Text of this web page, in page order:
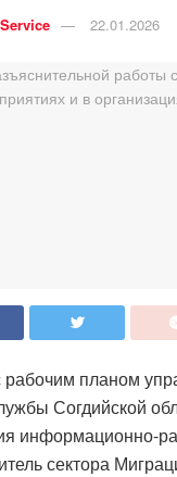
22.01.2026
рабочим планом
Согдийской
информационно-
сектора